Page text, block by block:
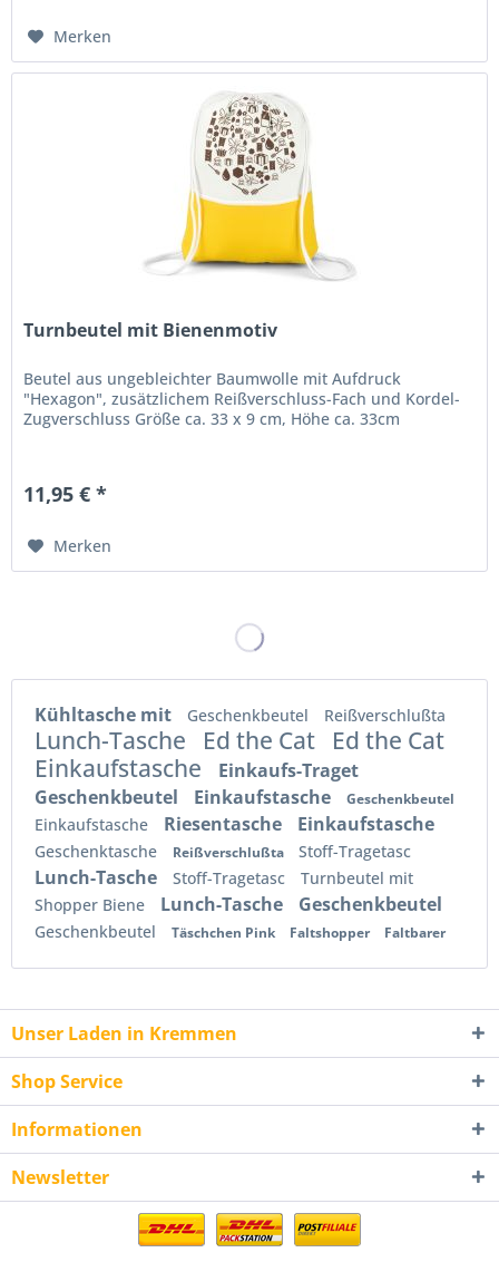
Merken
Turnbeutel mit Bienenmotiv
Beutel aus ungebleichter Baumwolle mit Aufdruck
"Hexagon", zusätzlichem Reißverschluss-Fach und Kordel-
Zugverschluss Größe ca. 33 x 9 cm, Höhe ca. 33cm
11,95 € *
Merken
Kühltasche mit Geschenkbeutel Reißverschlußta
Lunch-Tasche Ed the Cat
Ed the Cat
Einkaufstasche
Einkaufs-Traget
Geschenkbeutel
Einkaufstasche Geschenkbeutel
Einkaufstasche Riesentasche Einkaufstasche
Geschenktasche Reißverschlußta Stoff-Tragetasc
Lunch-Tasche Stoff-Tragetasc
Turnbeutel mit
Shopper Biene
Lunch-Tasche Geschenkbeutel
Geschenkbeutel Täschchen Pink Faltshopper Faltbarer
Unser Laden in Kremmen
Shop Service
Informationen
Newsletter